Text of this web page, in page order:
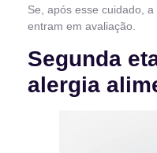
Se, após esse cuidado,
entram em avaliação.
Segunda
alergia